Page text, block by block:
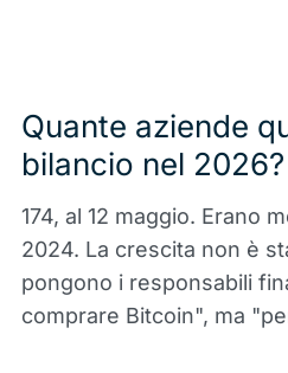
Quante aziende
bilancio nel 2026?
174, al 12 maggio. Erano
2024. La crescita non è
pongono i responsabili
comprare Bitcoin", ma